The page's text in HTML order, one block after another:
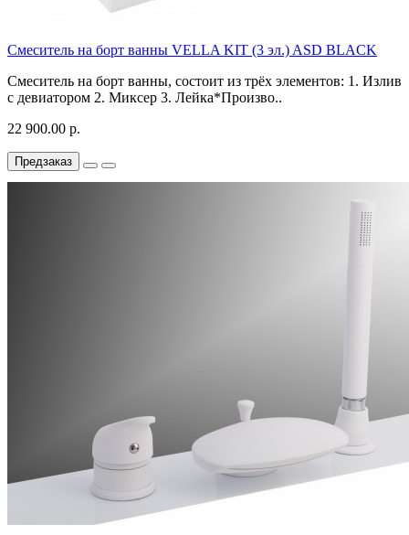
Смеситель на борт ванны VELLA KIT (3 эл.) ASD BLACK
Смеситель на борт ванны, состоит из трёх элементов: 1. Излив
с девиатором 2. Миксер 3. Лейка*Произво..
22 900.00 р.
Предзаказ